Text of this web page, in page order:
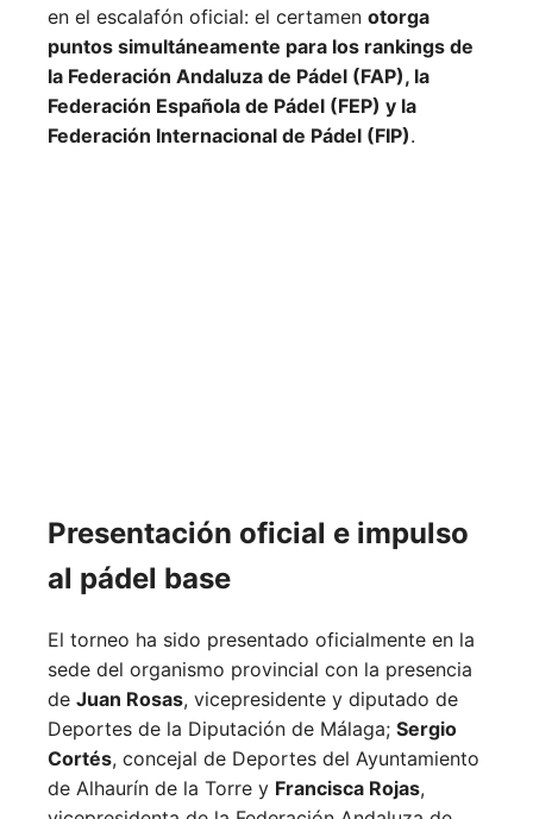
en el escalafón oficial: el certamen otorga
puntos simultáneamente para los rankings de
la Federación Andaluza de Pádel (FAP), la
Federación Española de Pádel (FEP) y la
Federación Internacional de Pádel (FIP).
Presentación oficial e impulso
al pádel base
El torneo ha sido presentado oficialmente en la
sede del organismo provincial con la presencia
de Juan Rosas, vicepresidente y diputado de
Deportes de la Diputación de Málaga; Sergio
Cortés, concejal de Deportes del Ayuntamiento
de Alhaurín de la Torre y Francisca Rojas,